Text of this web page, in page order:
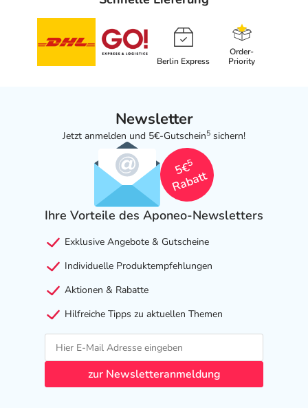
Berlin Express
Order-
Priority
Newsletter
Jetzt anmelden und 5€-Gutschein5 sichern!
5€
5
Rabatt
Ihre Vorteile des Aponeo-Newsletters
Exklusive Angebote & Gutscheine
Individuelle Produktempfehlungen
Aktionen & Rabatte
Hilfreiche Tipps zu aktuellen Themen
zur Newsletteranmeldung